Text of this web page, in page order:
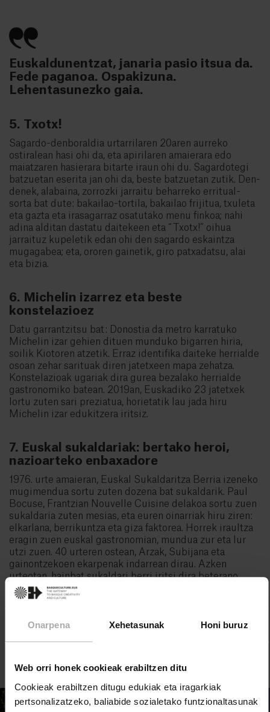
Onarpena Xehetasunak Honi buruz
Web orri honek cookieak erabiltzen ditu
Cookieak erabiltzen ditugu edukiak eta iragarkiak
pertsonalizatzeko, baliabide sozialetako funtzionaltasunak
Euskaldunentzat, janaria pasio itsua da.
Fede paganoa. Ospakizuna.
Lehentasunezko gaia.
5. Txotx!
Sagardo-denboraldia urtarrilaren 20aren aurreko
ostiralean hasi ohi da, eta apirilaren amaierara edo
maiatzaren hasierara bitarte iraun ohi du. Sagardotegi
batzuetan eserita jan ohi da, beste batzuetan zutik. Den-
denek, alabaina, zorrozki jarraitu beharreko erritual-
sorta bat dute: bakailao-tortila, bakailao frijitua, txuleta
eta gazta eta irasagarraz osatutako menu finkoa; nahi
adina alditan dastatu daitekeen eta “Txotx!” oihua
jarraituz kupeletik edan ohi den sagardo eskaintza
mugagabea; eta, ororen gainetik, giro patxadatsu, alai
eta bizia.
6. Michelin izarrez eta beste
konstelazioez
Datu garrantzitsu bat: Donostia da metro karratuko
Michelin izar gehien dituen munduko bigarren hiria,
soilik Kiotoren atzetik. Erraz identifika daiteke herrialde
osoan zehar sarituak diren jatetxeen mapa zehatza.
Konstelazioak ugariak dira gurea bezalako herrialde
gastronomiko batean. 2019an, Euskadiko 23 jatetxek
lortu zuten sari preziatua, horietatik lau jada hiru
Michelin izar edukitzera iritsiz.
7. Euskal sukaldariak: bertako heroi,
nazioarteko enbaxadore
1976. urte amaieran, Euskal Sukaldaritza Berria izeneko
mugimendua sortu zuten dozena bat sukaldarik. Paul
Bocuse, Frantzian Nouvelle Cuisine delakoa sortu zuen
sukaldaria zuten mesias, eta euren oinarriak hiru ziren:
elkarlana, berrikuntza eta giza faktorea. Horrek iraultza
eragin zuen euskal gastronomian, mundua zur eta lur
utzi zuen. 40 urteren ostean, Arzak, Subijana eta
gainontzekoen ekarpenak indarrean dirau. Azken
urteotan, hainbat sukaldari berri iritsi dira beterano
nekaezin horiek ordezkatzera: Aizpea Oihaneder, Elena
Arzak, Pilar Idoate, Eneko Atxa, Gorka Txapartegui,